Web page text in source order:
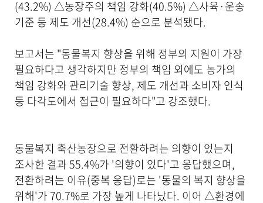
(43.2%) △농장주의 책임 강화(40.5%) △사육·운송
기준 등 제도 개선(28.4%) 순으로 분석됐다.
보고서는 "동물복지 향상을 위해 정부의 지원이 가장
필요하다고 생각하지만 정부의 책임 외에도 농가의
책임 강화와 관리기술 향상, 제도 개선과 소비자 인식
등 다각도에서 접근이 필요하다"고 강조했다.
동물복지 축산농장으로 전환하려는 의향이 있는지
조사한 결과 55.4%가 '의향이 있다'고 응답했으며,
전환하려는 이유(중복 응답)로는 '동물의 복지 향상을
위해'가 70.7%로 가장 높게 나타났다. 이어 △환경에